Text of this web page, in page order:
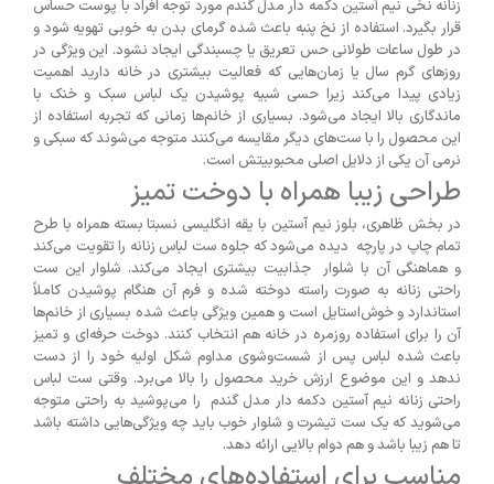
زنانه نخی نیم آستین دکمه دار مدل گندم مورد توجه افراد با پوست حساس
قرار بگیرد. استفاده از نخ پنبه باعث شده گرمای بدن به خوبی تهویه شود و
در طول ساعات طولانی حس تعریق یا چسبندگی ایجاد نشود. این ویژگی در
روزهای گرم سال یا زمان‌هایی که فعالیت بیشتری در خانه دارید اهمیت
زیادی پیدا می‌کند زیرا حسی شبیه پوشیدن یک لباس سبک و خنک با
ماندگاری بالا ایجاد می‌شود. بسیاری از خانم‌ها زمانی که تجربه استفاده از
این محصول را با ست‌های دیگر مقایسه می‌کنند متوجه می‌شوند که سبکی و
نرمی آن یکی از دلایل اصلی محبوبیتش است.
طراحی زیبا همراه با دوخت تمیز
در بخش ظاهری، بلوز نیم آستین با یقه انگلیسی نسبتا بسته همراه با طرح
تمام چاپ در پارچه دیده می‌شود که جلوه ست لباس زنانه را تقویت می‌کند
و هماهنگی آن با شلوار جذابیت بیشتری ایجاد می‌کند. شلوار این ست
راحتی زنانه به صورت راسته دوخته شده و فرم آن هنگام پوشیدن کاملاً
استاندارد و خوش‌استایل است و همین ویژگی باعث شده بسیاری از خانم‌ها
آن را برای استفاده روزمره در خانه هم انتخاب کنند. دوخت حرفه‌ای و تمیز
باعث شده لباس پس از شست‌وشوی مداوم شکل اولیه خود را از دست
ندهد و این موضوع ارزش خرید محصول را بالا می‌برد. وقتی ست لباس
راحتی زنانه نیم آستین دکمه دار مدل گندم را می‌پوشید به راحتی متوجه
می‌شوید که یک ست تیشرت و شلوار خوب باید چه ویژگی‌هایی داشته باشد
تا هم زیبا باشد و هم دوام بالایی ارائه دهد.